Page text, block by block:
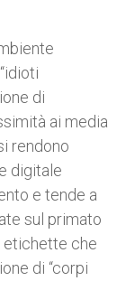
di
ai media
rendono
digitale
e tende a
sul primato
etichette che
di “corpi